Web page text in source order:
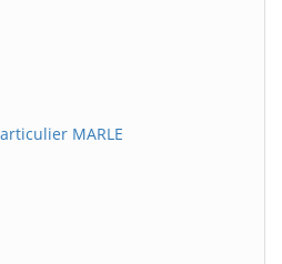
MARLE